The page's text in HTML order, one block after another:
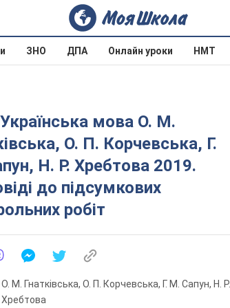
ЗНО ДПА Онлайн уроки НМТ
мова О. М.
О. П. Корчевська, Г.
Н. Р. Хребтова 2019.
до підсумкових
робіт
О. М. Гнатківська, О. П. Корчевська, Г. М. Сапун, Н. Р.
Хребтова